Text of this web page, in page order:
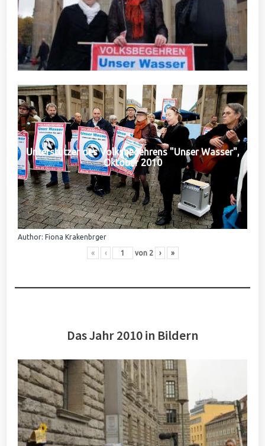
Unterstützer des Volksbegehrens "Unser Wasser",
Oktober 2010
Author: Fiona Krakenbrger
« ‹ von 2 › »
Das Jahr 2010 in Bildern